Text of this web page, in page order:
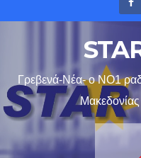
Γρεβενά-Νέα- ο ΝΟ1